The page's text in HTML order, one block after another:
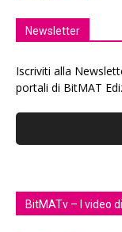
Newsletter
Iscriviti alla
portali di BitMAT
BitMATv – I video